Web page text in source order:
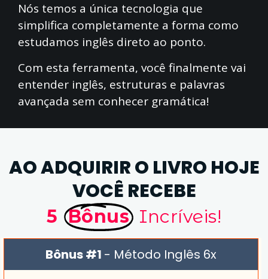
Nós temos a única tecnologia que
simplifica completamente a forma como
estudamos inglês direto ao ponto.
Com esta ferramenta, você finalmente vai
entender inglês, estruturas e palavras
avançada sem conhecer gramática!
AO ADQUIRIR O LIVRO HOJE
VOCÊ RECEBE
5 BônusIncríveis!
Bônus #1 - Método Inglês 6x